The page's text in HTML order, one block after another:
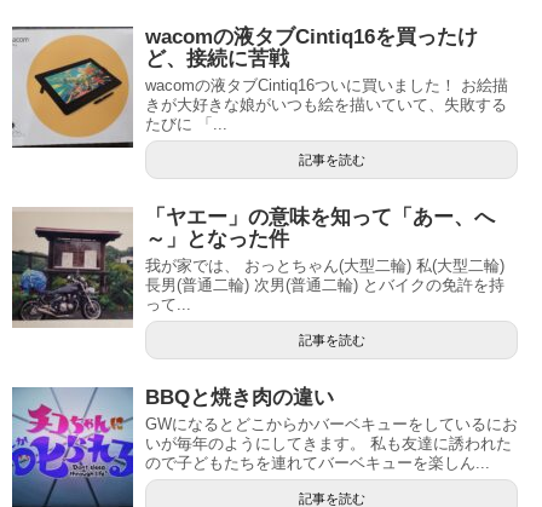
wacomの液タブCintiq16を買ったけ
ど、接続に苦戦
wacomの液タブCintiq16ついに買いました！ お絵描
きが大好きな娘がいつも絵を描いていて、失敗する
たびに 「...
記事を読む
「ヤエー」の意味を知って「あー、へ
～」となった件
我が家では、 おっとちゃん(大型二輪) 私(大型二輪)
長男(普通二輪) 次男(普通二輪) とバイクの免許を持
って...
記事を読む
BBQと焼き肉の違い
GWになるとどこからかバーベキューをしているにお
いが毎年のようにしてきます。 私も友達に誘われた
ので子どもたちを連れてバーベキューを楽しん...
記事を読む